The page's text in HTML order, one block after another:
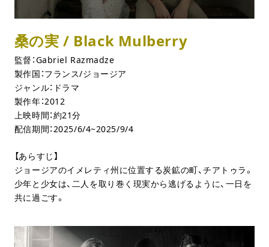
桑の実 / Black Mulberry
監督：Gabriel Razmadze
製作国：フランス/ジョージア
ジャンル：ドラマ
製作年：2012
上映時間：約21分
配信期間：2025/6/4~2025/9/4
【あらすじ】
ジョージアのイメレティ州に位置する炭鉱の町、チアトゥラ。
少年と少女は、二人を取り巻く現実から逃げるように、一日を
共に過ごす。